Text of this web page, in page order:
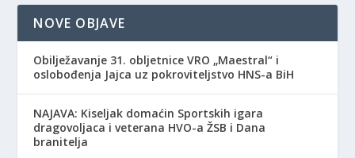
NOVE OBJAVE
Obilježavanje 31. obljetnice VRO „Maestral“ i
oslobođenja Jajca uz pokroviteljstvo HNS-a BiH
NAJAVA: Kiseljak domaćin Sportskih igara
dragovoljaca i veterana HVO-a ŽSB i Dana
branitelja